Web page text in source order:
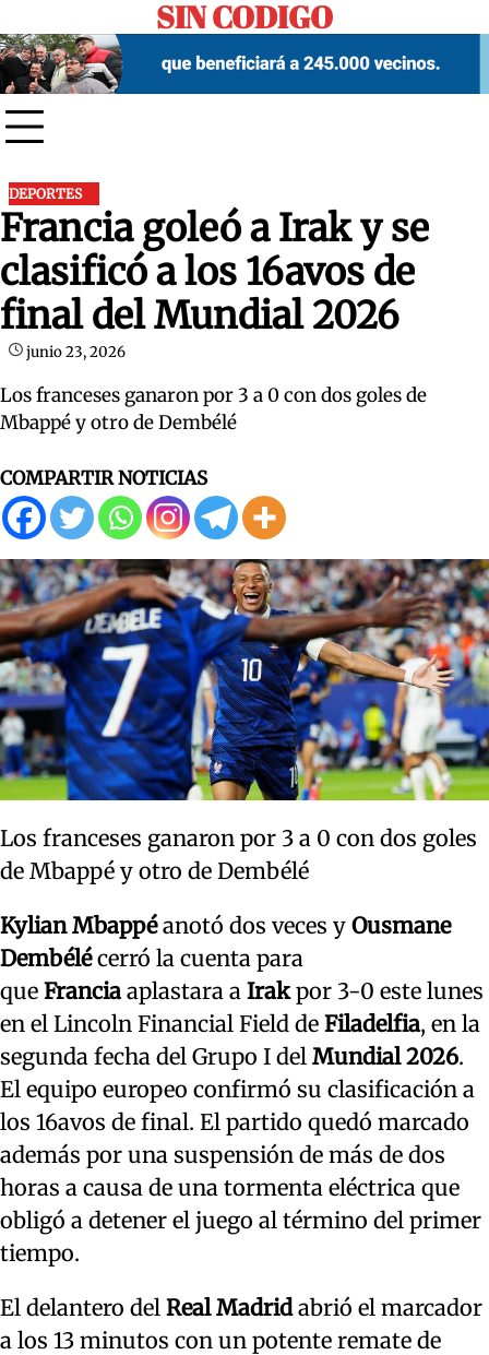
to
content
SIN CODIGO
DEPORTES
Francia goleó a Irak y se
clasificó a los 16avos de
final del Mundial 2026
junio 23, 2026
Los franceses ganaron por 3 a 0 con dos goles de
Mbappé y otro de Dembélé
COMPARTIR NOTICIAS
Los franceses ganaron por 3 a 0 con dos goles
de Mbappé y otro de Dembélé
Kylian Mbappéanotó dos veces y Ousmane
Dembélécerró la cuenta para
que Francia aplastara a Irakpor 3-0 este lunes
en el Lincoln Financial Field de Filadelfia, en la
segunda fecha del Grupo I del Mundial 2026.
El equipo europeo confirmó su clasificación a
los 16avos de final. El partido quedó marcado
además por una suspensión de más de dos
horas a causa de una tormenta eléctrica que
obligó a detener el juego al término del primer
tiempo.
El delantero del Real Madridabrió el marcador
a los 13 minutos con un potente remate de